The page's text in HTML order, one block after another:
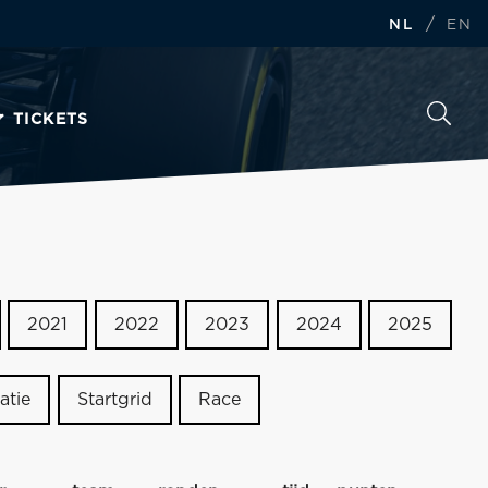
NL / EN
TICKETS
2021 2022 2023 2024 2025
Startgrid Race